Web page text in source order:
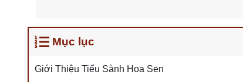
Mục lục
Giới Thiệu Tiểu Sành Hoa Sen